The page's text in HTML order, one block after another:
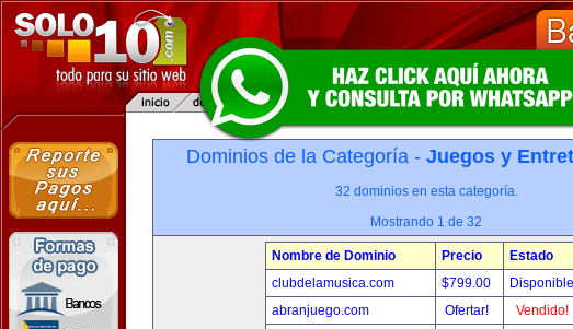
Dominios de la Categoría - Juegos y
32 dominios en esta categoría.
Mostrando 1 de 32
Nombre de Dominio Precio
Estado
clubdelamusica.com
$799.00
Disponible
abranjuego.com
Ofertar!
Vendido!